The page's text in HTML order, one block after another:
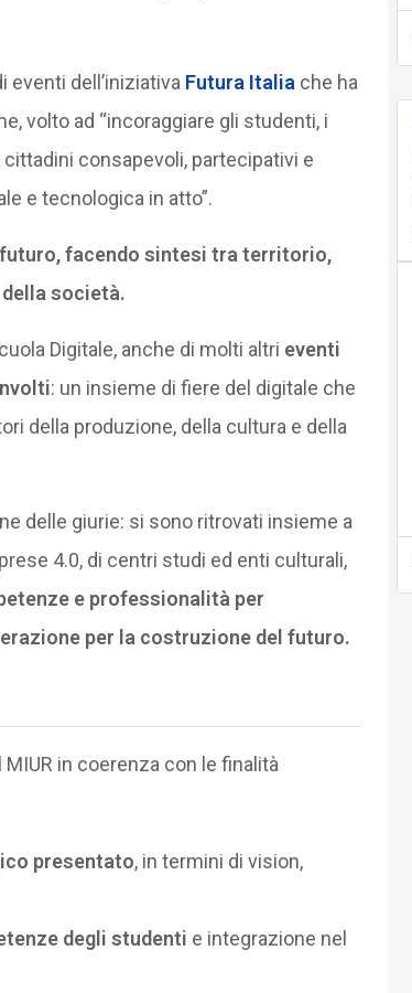
eventi dell’iniziativa Futura Italia che ha
volto ad “incoraggiare gli studenti, i
consapevoli, partecipativi e
e tecnologica in atto”.
facendo sintesi tra territorio,
società.
Digitale, anche di molti altri eventi
: un insieme di fiere del digitale che
della produzione, della cultura e della
delle giurie: si sono ritrovati insieme a
4.0, di centri studi ed enti culturali,
e professionalità per
per la costruzione del futuro.
in coerenza con le finalità
presentato, in termini di vision,
degli studenti e integrazione nel